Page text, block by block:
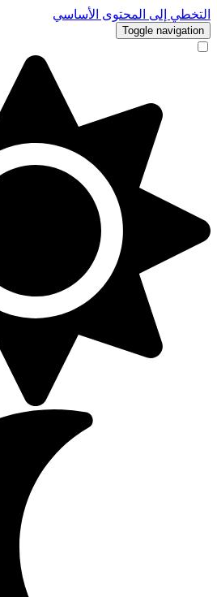
التخطي إلى المحتوى الأساسي
Toggle navigation